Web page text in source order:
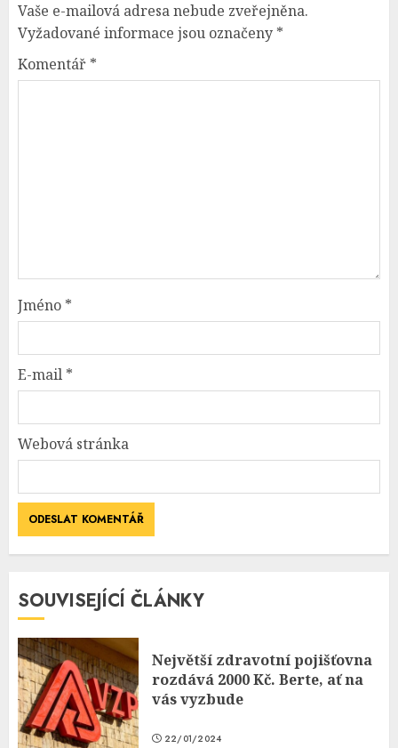
Vaše e-mailová adresa nebude zveřejněna.
Vyžadované informace jsou označeny *
Komentář *
Jméno *
E-mail *
Webová stránka
SOUVISEJÍCÍ ČLÁNKY
Největší zdravotní pojišťovna
rozdává 2000 Kč. Berte, ať na
vás vyzbude
22/01/2024